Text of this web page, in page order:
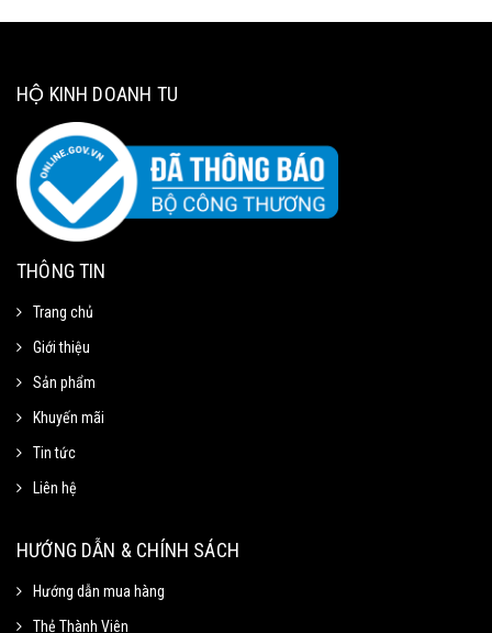
HỘ KINH DOANH TU
THÔNG TIN
Trang chủ
Giới thiệu
Sản phẩm
Khuyến mãi
Tin tức
Liên hệ
HƯỚNG DẪN & CHÍNH SÁCH
Hướng dẫn mua hàng
Thẻ Thành Viên
Mã Giảm Giá
trang thanh toán.